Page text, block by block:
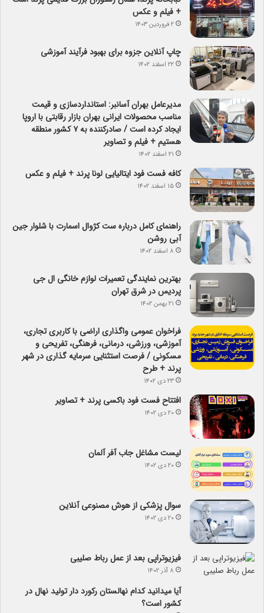
+ فیلم و عکس
۲ فروردین ۱۴۰۳
چاپ آنلاین جزوه برای بهبود فرآیند آموزشی
۲۲ اسفند ۱۴۰۲
مدیرعامل بهران آسانبر: استانداردسازی و قیمت
مناسب محصولات ایرانی بهران بازار رقابتی با اروپا
ایجاد کرده است / صادرکننده به ۷ کشور منطقه
هستیم + فیلم و تصاویر
۲۱ اسفند ۱۴۰۲
کافه فست فود ایتالیایی لونا پرند + فیلم و عکس
۱۵ اسفند ۱۴۰۲
راهنمای کامل درباره ست کژوال اسمارت با شلوار جین
آبی روشن
۸ اسفند ۱۴۰۲
بهترین نمایندگی تعمیرات لوازم خانگی ال جی
پردیس در شرق تهران
۲۱ بهمن ۱۴۰۲
فراخوان عمومی واگذاری اراضی با کاربری تجاری،
آموزشی، ورزشی، درمانی، فرهنگی، تفریحی و
مسکونی / فرصت استثنایی سرمایه گذاری در شهر
پرند + طرح
۲۳ دی ۱۴۰۲
افتتاح فست فود باکسی پرند + تصاویر
۲۰ دی ۱۴۰۲
لیست مشاغل جاب آفر آلمان
۲۰ دی ۱۴۰۲
سوال پزشکی از هوش مصنوعی آنلاین
۲۰ دی ۱۴۰۲
فیزیوتراپی بعد از عمل رباط صلیبی
۸ آذر ۱۴۰۲
آیا می­دانید کدام نهالستان رکورد دار تولید نهال­ در
کشور است؟